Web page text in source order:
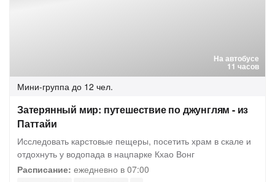
На автобусе
11 часов
Мини-группа до 12 чел.
Затерянный мир: путешествие по джунглям - из
Паттайи
Исследовать карстовые пещеры, посетить храм в скале и
отдохнуть у водопада в нацпарке Кхао Вонг
Расписание: ежедневно в 07:00